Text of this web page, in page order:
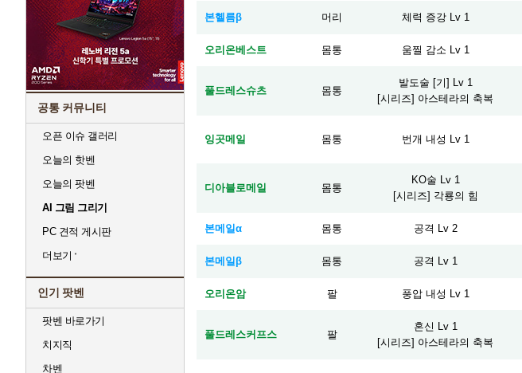
공통 커뮤니티
오픈 이슈 갤러리
오늘의 핫벤
오늘의 팟벤
AI 그림 그리기
PC 견적 게시판
더보기
인기 팟벤
팟벤 바로가기
치지직
차벤
본헬름β 머리 체력 증강 Lv 1
오리온베스트 몸통 움찔 감소 Lv 1
풀드레스슈츠 몸통
발도술 [기] Lv 1
[시리즈] 아스테라의 축복
잉곳메일 몸통 번개 내성 Lv 1
디아블로메일 몸통
KO술 Lv 1
[시리즈] 각룡의 힘
본메일α 몸통 공격 Lv 2
본메일β 몸통 공격 Lv 1
오리온암 팔 풍압 내성 Lv 1
풀드레스커프스 팔
혼신 Lv 1
[시리즈] 아스테라의 축복